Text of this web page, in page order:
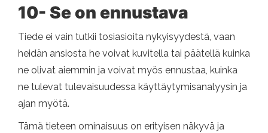
10- Se on ennustava
Tiede ei vain tutkii tosiasioita nykyisyydestä, vaan
heidän ansiosta he voivat kuvitella tai päätellä kuinka
ne olivat aiemmin ja voivat myös ennustaa, kuinka
ne tulevat tulevaisuudessa käyttäytymisanalyysin ja
ajan myötä.
Tämä tieteen ominaisuus on erityisen näkyvä ja